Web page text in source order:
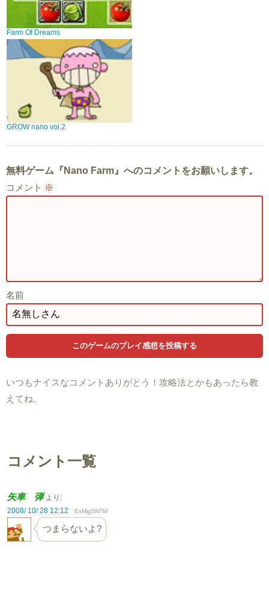
Farm Of Dreams
GROW nano vol.2
無料ゲーム『Nano Farm』へのコメントをお願いします。
コメント ※
名前
いつもナイスなコメントありがとう！攻略法とかもあったら教
えてね。
コメント一覧
矢車 弾 より:
2008/ 10/ 28 12:12
ExMjg5NTM
つまらないよ?